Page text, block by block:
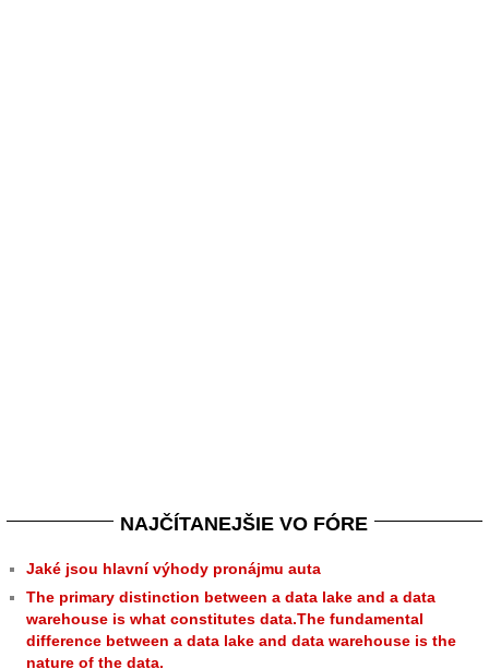
NAJČÍTANEJŠIE VO FÓRE
Jaké jsou hlavní výhody pronájmu auta
The primary distinction between a data lake and a data
warehouse is what constitutes data.The fundamental
difference between a data lake and data warehouse is the
nature of the data.